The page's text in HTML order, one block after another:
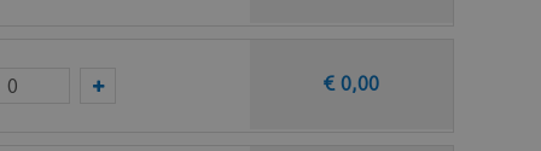
€ 0,00